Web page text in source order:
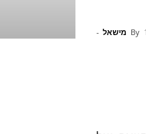
By מישאל -